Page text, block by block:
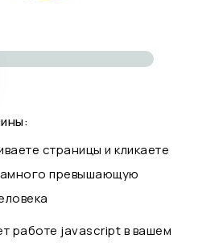
страницы и кликаете
превышающую
работе javascript в вашем